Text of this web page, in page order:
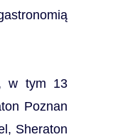
w tym 13
Poznan
Sheraton